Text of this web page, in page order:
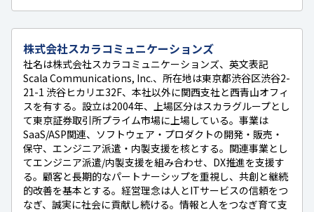
株式会社スカラコミュニケーションズ
社名は株式会社スカラコミュニケーションズ、英文表記
Scala Communications, Inc.、所在地は東京都渋谷区渋谷2-
21-1 渋谷ヒカリエ32F、本社以外に関西支社と西青山オフィ
スを有する。設立は2004年、上場区分はスカラグループとし
て東京証券取引所プライム市場に上場している。事業は
SaaS/ASP関連、ソフトウェア・プロダクトの開発・販売・
保守、エンジニア派遣・内製支援を核とする。関連事業とし
てエンジニア派遣/内製支援を組み合わせ、DX推進を支援す
る。顧客と長期的なパートナーシップを重視し、共創と継続
的改善を基本とする。経営理念は人とITサービスの信頼をつ
なぎ、誠実に社会に貢献し続ける。情報と人をつなぎ育て支